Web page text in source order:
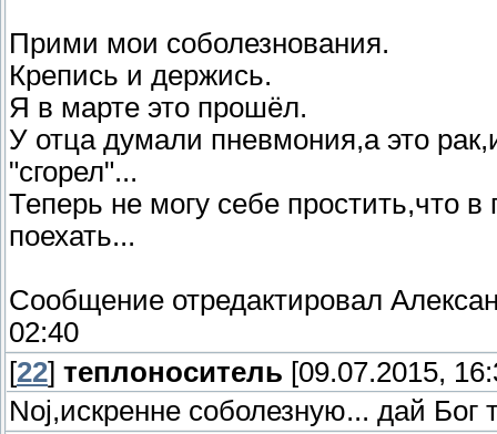
Прими мои соболезнования.
Крепись и держись.
Я в марте это прошёл.
У отца думали пневмония,а это
"сгорел"...
Теперь не могу себе простить,что
поехать...
Сообщение отредактировал
02:40
[22] теплоноситель [09.07.2015,
Noj,искренне соболезную... дай Бог